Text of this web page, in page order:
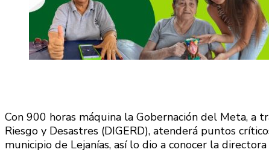
Con 900 horas máquina la Gobernación del Meta, a
Riesgo y Desastres (DIGERD), atenderá puntos
municipio de Lejanías, así lo dio a conocer la